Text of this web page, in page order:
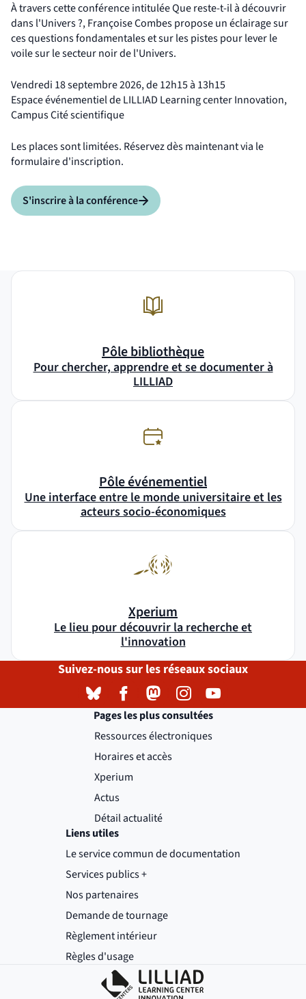
À travers cette conférence intitulée Que reste-t-il à découvrir
dans l'Univers ?, Françoise Combes propose un éclairage sur
ces questions fondamentales et sur les pistes pour lever le
voile sur le secteur noir de l'Univers.
Vendredi 18 septembre 2026, de 12h15 à 13h15
Espace événementiel de LILLIAD Learning center Innovation,
Campus Cité scientifique
Les places sont limitées. Réservez dès maintenant via le
formulaire d'inscription.
S'inscrire à la conférence
(nouvelle fenêtre)
Pôle bibliothèque
Pour chercher, apprendre et se documenter à
LILLIAD
Pôle événementiel
Une interface entre le monde universitaire et les
acteurs socio-économiques
Xperium
Le lieu pour découvrir la recherche et
l'innovation
Suivez-nous sur les réseaux sociaux
Bluesky
( )
(nouvelle fenêtre)
Facebook
( )
(nouvelle fenêtre)
Mastodon
( )
(nouvelle fenêtre)
Instagram
( )
(nouvelle fenêtre)
YouTube
( )
(nouvelle fenêtre)
Pages les plus consultées
Ressources électroniques
Horaires et accès
Xperium
Actus
Détail actualité
Liens utiles
Le service commun de documentation
Services publics +
(nouvelle fenêtre)
Nos partenaires
Demande de tournage
(nouvelle fenêtre)
Règlement intérieur
(nouvelle fenêtre)
Règles d'usage
(nouvelle fenêtre)